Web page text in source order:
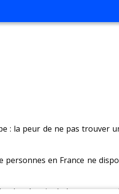
: la peur de ne pas trouver
en France ne
la pénurie de logements